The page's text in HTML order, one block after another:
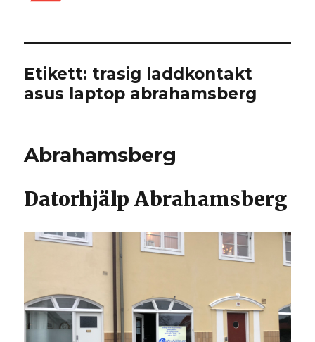
Etikett: trasig laddkontakt
asus laptop abrahamsberg
Abrahamsberg
Datorhjälp Abrahamsberg